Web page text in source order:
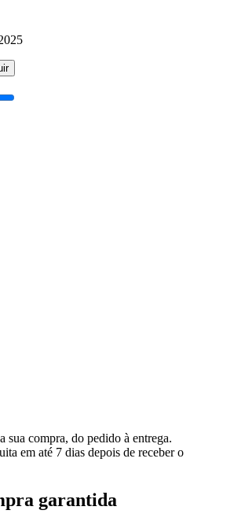
a sua compra, do pedido à entrega.
em até 7 dias depois de receber o
garantida